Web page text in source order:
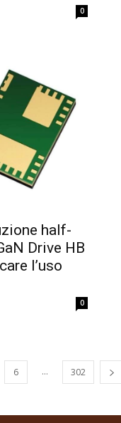
0
half-
Drive HB
l’uso
0
6 ... 302